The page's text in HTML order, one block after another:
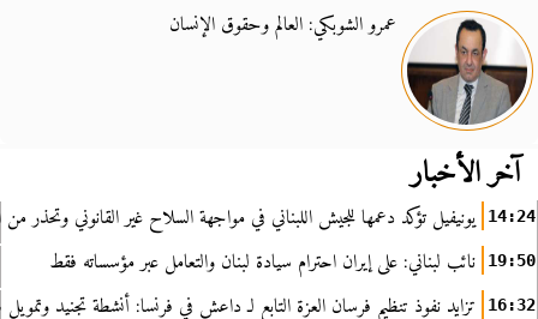
عمرو الشوبكي: العالم وحقوق الإنسان
آخر الأخبار
14:24 يونيفيل تؤكد دعمها للجيش اللبناني في مواجهة السلاح غير القانوني وتحذر من
19:50 نائب لبناني: على إيران احترام سيادة لبنان والتعامل عبر مؤسساته فقط
16:32 تزايد نفوذ تنظيم فرسان العزة التابع لـ داعش في فرنسا: أنشطة تجنيد